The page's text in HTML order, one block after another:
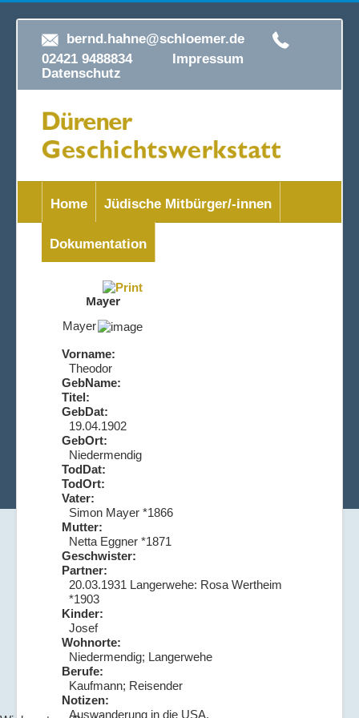
bernd.hahne@schloemer.de
02421 9488834 Impressum
Datenschutz
Home Jüdische Mitbürger/-innen
Dokumentation
Mayer
Mayer
Vorname:
Theodor
GebName:
Titel:
GebDat:
19.04.1902
GebOrt:
Niedermendig
TodDat:
TodOrt:
Vater:
Simon Mayer *1866
Mutter:
Netta Eggner *1871
Geschwister:
Partner:
20.03.1931 Langerwehe: Rosa Wertheim
*1903
Kinder:
Josef
Wohnorte:
Niedermendig; Langerwehe
Berufe:
Kaufmann; Reisender
Notizen:
Auswanderung in die USA.